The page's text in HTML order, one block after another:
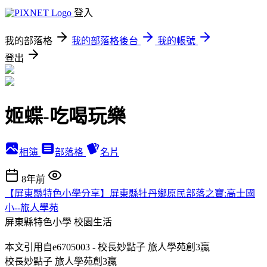
登入
我的部落格 我的部落格後台
我的帳號
登出
姬蝶-吃喝玩樂
相簿 部落格 名片
8年前
【屏東縣特色小學分享】屏東縣牡丹鄉原民部落之寶:高士國
小--旅人學苑
屏東縣特色小學 校園生活
本文引用自e6705003 - 校長妙點子 旅人學苑創3贏
校長妙點子 旅人學苑創3贏